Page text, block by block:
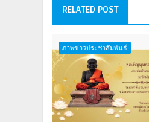
RELATED POST
ภาพข่าวประชาสัมพันธ์